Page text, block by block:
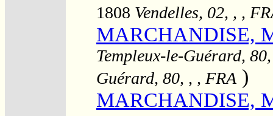
1808 Vendelles, 02, , ,
MARCHANDISE,
Templeux-le-Guérard,
Guérard, 80, , , FRA )
MARCHANDISE,